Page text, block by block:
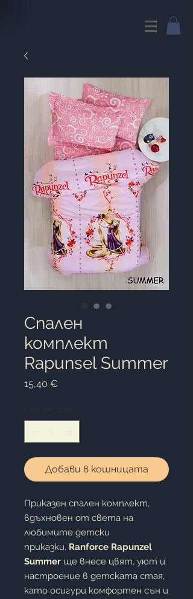
Cпален
комплект
Rapunsel Summer
15,40 €
Добави в кошницата
Приказен спален комплект,
вдъхновен от света на
любимите детски
приказки. Ranforce Rapunzel
Summer ще внесе цвят, уют и
настроение в детската стая,
като осигури комфортен сън и